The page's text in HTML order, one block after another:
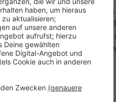
deswegen im Schnitt
das noch zwei Fälle mehr.
auf Behinderten-
weiter regelmäßig zu